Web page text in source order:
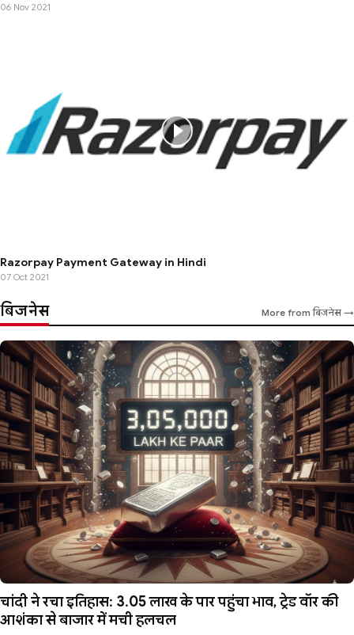
06 Nov 2021
Razorpay Payment Gateway in Hindi
07 Oct 2021
बिजनेस More from बिजनेस →
चांदी ने रचा इतिहास: 3.05 लाख के पार पहुंचा भाव, ट्रेड वॉर की
आशंका से बाजार में मची हलचल